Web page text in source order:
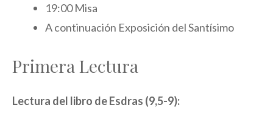
19:00 Misa
A continuación Exposición del Santísimo
Primera Lectura
Lectura del libro de Esdras (9,5-9):